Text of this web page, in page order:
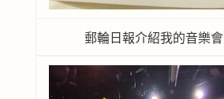
郵輪日報介紹我的音樂會